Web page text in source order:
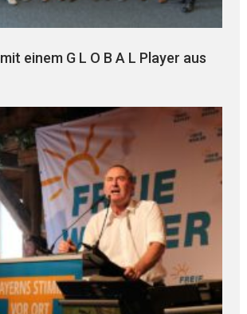
einem G L O B A L Player aus